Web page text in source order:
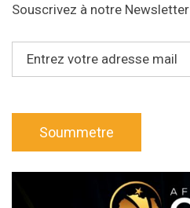
Souscrivez à notre Newsletter